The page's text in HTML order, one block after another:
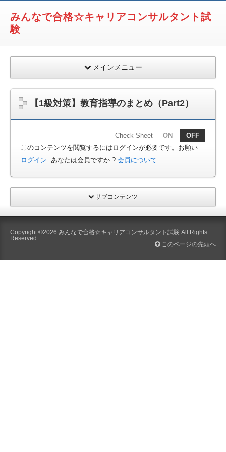
みんなで合格☆キャリアコンサルタント試
験
メインメニュー
【1級対策】教育指導のまとめ（Part2）
Check Sheet ON
OFF
このコンテンツを閲覧するにはログインが必要です。お願い
ログイン. あなたは会員ですか ? 会員について
サブコンテンツ
Copyright ©2026 みんなで合格☆キャリアコンサルタント試験 All Rights
Reserved.
このページの先頭へ